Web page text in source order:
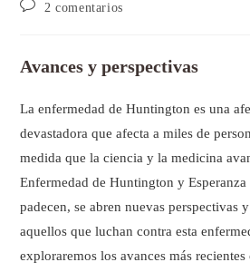
2 comentarios
Avances y perspectivas
La enfermedad de Huntington es una
devastadora que afecta a miles de
medida que la ciencia y la medicina
Enfermedad de Huntington y
padecen, se abren nuevas perspectivas
aquellos que luchan contra esta
exploraremos los avances más